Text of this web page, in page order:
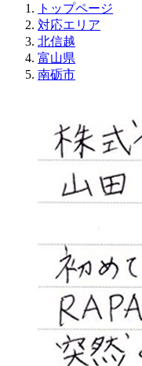
トップページ
対応エリア
北信越
富山県
南砺市